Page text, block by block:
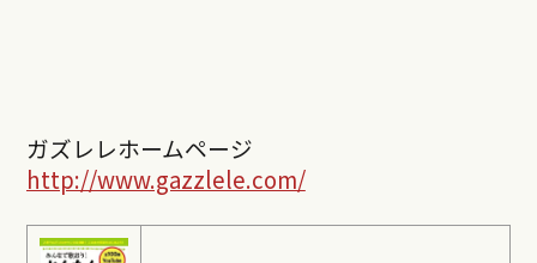
ガズレレホームページ
http://www.gazzlele.com/